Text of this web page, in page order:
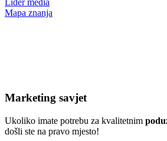
Mapa znanja
Marketing savjet
Ukoliko imate potrebu za kvalitetnim
došli ste na pravo mjesto!